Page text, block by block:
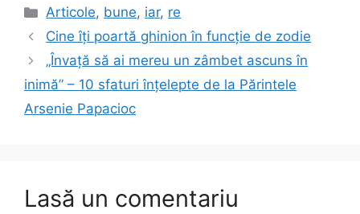
Categorii
Articole, bune, iar, re
Cine îți poartă ghinion în funcție de zodie
„Învață să ai mereu un zâmbet ascuns în
inimă” – 10 sfaturi înțelepte de la Părintele
Arsenie Papacioc
Lasă un comentariu